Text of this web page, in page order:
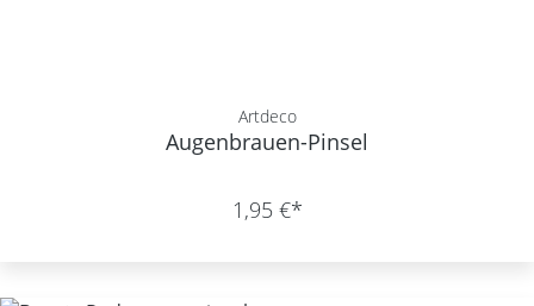
Artdeco
Augenbrauen-Pinsel
1,95 €*